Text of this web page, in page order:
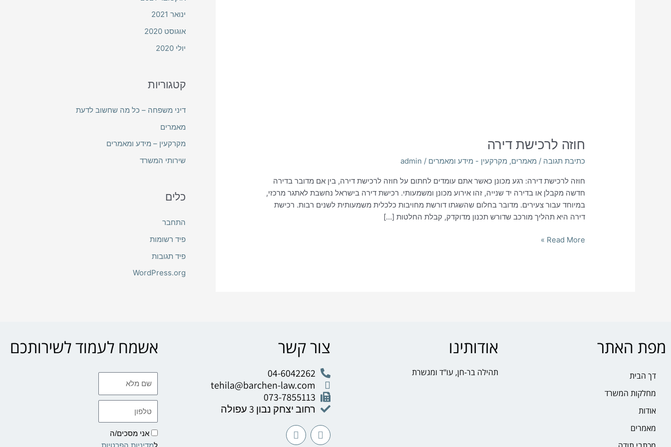
חוזה לרכישת דירה
כתיבת תגובה / מאמרים, מקרקעין - מידע ומאמרים /
admin
חוזה לרכישת דירה: רגע מכונן כאשר אתם עומדים לחתום על חוזה לרכישת דירה, בין אם מדובר בדירה
חדשה מקבלן או בדירה יד שנייה, זהו אירוע מכונן ומשמעותי. רכישת דירה בישראל נחשבת לאתגר מרכזי,
במיוחד עבור צעירים. מדובר בחלום שהשגתו דורשת מחויבות כלכלית משמעותית לשנים רבות. רכישת
דירה היא תהליך מורכב שדורש תכנון מדוקדק, קבלת החלטות […]
Read More »
ינואר 2021
אוגוסט 2020
יולי 2020
קטגוריות
דיני משפחה – כל מה שחשוב לדעת
מאמרים
מקרקעין – מידע ומאמרים
שירותי המשרד
כלים
התחבר
פיד רשומות
פיד תגובות
WordPress.org
מפת האתר
דך הבית
מחלקות המשרד
אודות
מאמרים
אודותינו
תהילה בר-חן, עו"ד ומגשרת
צור קשר
04-6042262
tehila@barchen-law.com
073-7855113
רחוב יצחק נבון 3 עפולה
F
a
W
h
אשמח לעמוד לשירותכם
אני מסכים/ה